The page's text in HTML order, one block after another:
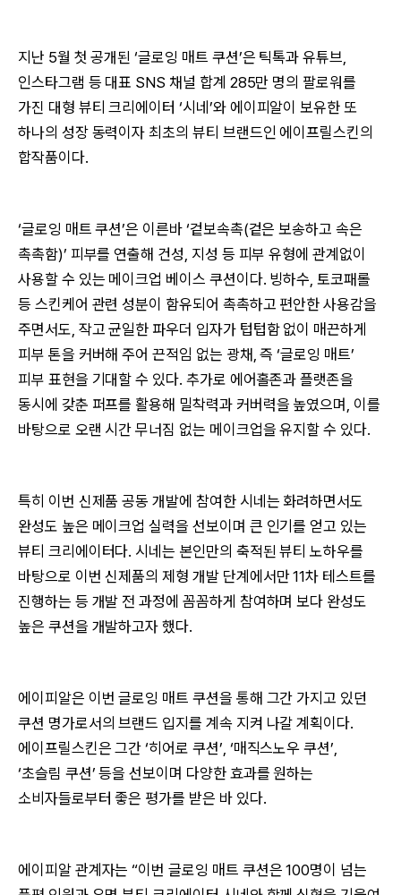
지난 5월 첫 공개된 ‘글로잉 매트 쿠션’은 틱톡과 유튜브,
인스타그램 등 대표 SNS 채널 합계 285만 명의 팔로워를
가진 대형 뷰티 크리에이터 ‘시네’와 에이피알이 보유한 또
하나의 성장 동력이자 최초의 뷰티 브랜드인 에이프릴스킨의
합작품이다.
‘글로잉 매트 쿠션’은 이른바 ‘겉보속촉(겉은 보송하고 속은
촉촉함)’ 피부를 연출해 건성, 지성 등 피부 유형에 관계없이
사용할 수 있는 메이크업 베이스 쿠션이다. 빙하수, 토코패롤
등 스킨케어 관련 성분이 함유되어 촉촉하고 편안한 사용감을
주면서도, 작고 균일한 파우더 입자가 텁텁함 없이 매끈하게
피부 톤을 커버해 주어 끈적임 없는 광채, 즉 ‘글로잉 매트’
피부 표현을 기대할 수 있다. 추가로 에어홀존과 플랫존을
동시에 갖춘 퍼프를 활용해 밀착력과 커버력을 높였으며, 이를
바탕으로 오랜 시간 무너짐 없는 메이크업을 유지할 수 있다.
특히 이번 신제품 공동 개발에 참여한 시네는 화려하면서도
완성도 높은 메이크업 실력을 선보이며 큰 인기를 얻고 있는
뷰티 크리에이터다. 시네는 본인만의 축적된 뷰티 노하우를
바탕으로 이번 신제품의 제형 개발 단계에서만 11차 테스트를
진행하는 등 개발 전 과정에 꼼꼼하게 참여하며 보다 완성도
높은 쿠션을 개발하고자 했다.
에이피알은 이번 글로잉 매트 쿠션을 통해 그간 가지고 있던
쿠션 명가로서의 브랜드 입지를 계속 지켜 나갈 계획이다.
에이프릴스킨은 그간 ‘히어로 쿠션’, ‘매직스노우 쿠션’,
‘초슬림 쿠션’ 등을 선보이며 다양한 효과를 원하는
소비자들로부터 좋은 평가를 받은 바 있다.
에이피알 관계자는 “이번 글로잉 매트 쿠션은 100명이 넘는